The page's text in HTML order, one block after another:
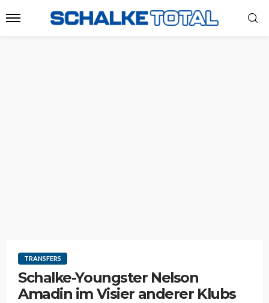
TRANSFERS
Schalke-Youngster Nelson
Amadin im Visier anderer Klubs